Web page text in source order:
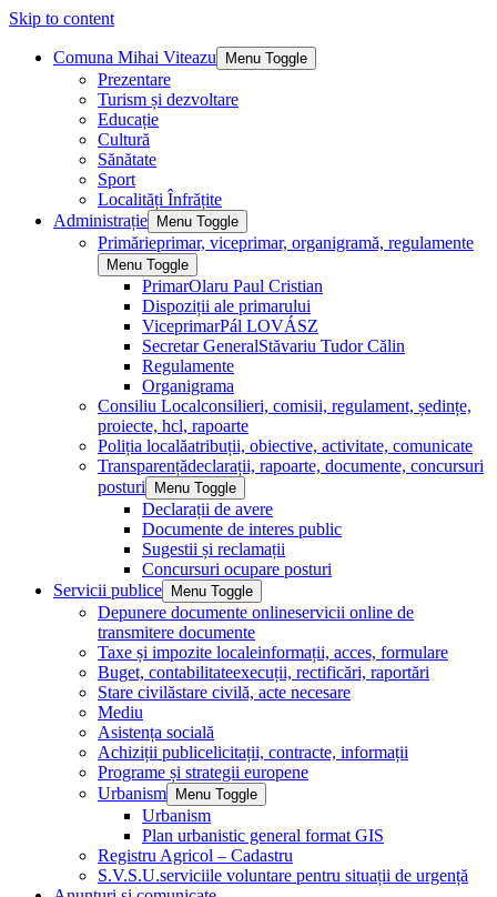
Skip to content
Comuna Mihai Viteazu Menu Toggle
Prezentare
Turism și dezvoltare
Educație
Cultură
Sănătate
Sport
Localități Înfrățite
Administrație
Menu Toggle
Primărieprimar, viceprimar, organigramă, regulamente
Menu Toggle
PrimarOlaru Paul Cristian
Dispoziții ale primarului
ViceprimarPál LOVÁSZ
Secretar GeneralStăvariu Tudor Călin
Regulamente
Organigrama
Consiliu Localconsilieri, comisii, regulament, ședințe,
proiecte, hcl, rapoarte
Poliția localăatribuții, obiective, activitate, comunicate
Transparențădeclarații, rapoarte, documente, concursuri
posturi
Menu Toggle
Declarații de avere
Documente de interes public
Sugestii și reclamații
Concursuri ocupare posturi
Servicii publice
Menu Toggle
Depunere documente onlineservicii online de
transmitere documente
Taxe și impozite localeinformații, acces, formulare
Buget, contabilitateexecuții, rectificări, raportări
Stare civilăstare civilă, acte necesare
Mediu
Asistența socială
Achiziții publicelicitații, contracte, informații
Programe și strategii europene
Urbanism
Menu Toggle
Urbanism
Plan urbanistic general format GIS
Registru Agricol – Cadastru
S.V.S.U.serviciile voluntare pentru situații de urgență